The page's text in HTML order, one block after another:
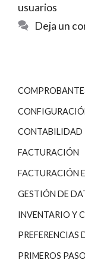
usuarios
Deja un
CONTABILIDAD
FACTURACIÓN
FACTURACIÓN
GESTIÓN DE
INVENTARIO Y
PREFERENCIAS
PRIMEROS